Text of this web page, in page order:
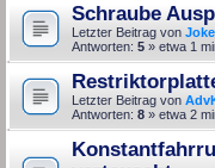
Schraube
Letzter Beitrag von
Antworten: 5 » etwa 1
Letzter Beitrag von
Antworten: 8 » etwa 2